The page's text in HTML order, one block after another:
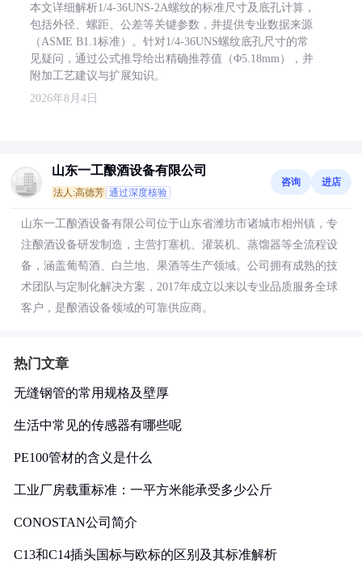
本文详细解析1/4-36UNS-2A螺纹的标准尺寸及底孔计算，
包括外径、螺距、公差等关键参数，并提供专业数据来源
（ASME B1.1标准）。针对1/4-36UNS螺纹底孔尺寸的常
见疑问，通过公式推导给出精确推荐值（Φ5.18mm），并
附加工艺建议与扩展知识。
2026年8月4日
山东一工酿酒设备有限公司
法人:高德芳 通过深度核验
咨询 进店
山东一工酿酒设备有限公司位于山东省潍坊市诸城市相州镇，专
注酿酒设备研发制造，主营打塞机、灌装机、蒸馏器等全流程设
备，涵盖葡萄酒、白兰地、果酒等生产领域。公司拥有成熟的技
术团队与定制化解决方案，2017年成立以来以专业品质服务全球
客户，是酿酒设备领域的可靠供应商。
热门文章
无缝钢管的常用规格及壁厚
生活中常见的传感器有哪些呢
PE100管材的含义是什么
工业厂房载重标准：一平方米能承受多少公斤
CONOSTAN公司简介
C13和C14插头国标与欧标的区别及其标准解析